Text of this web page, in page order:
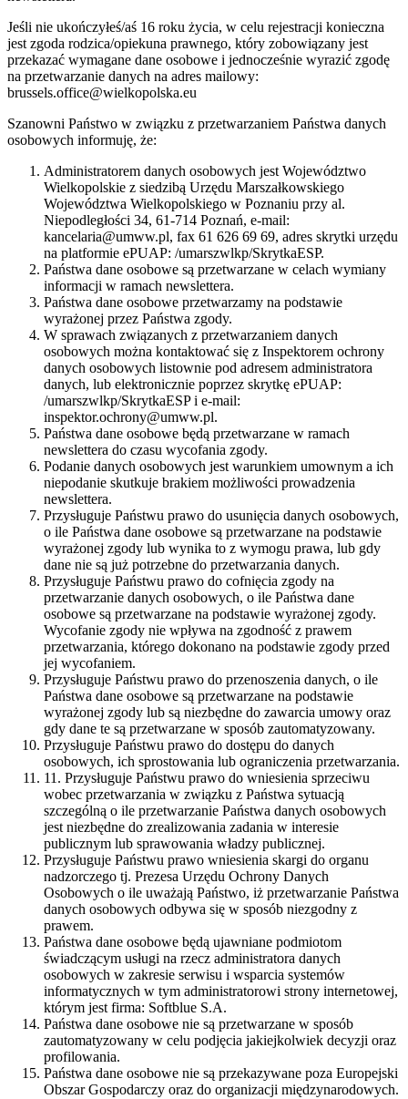
Jeśli nie ukończyłeś/aś 16 roku życia, w celu rejestracji konieczna
jest zgoda rodzica/opiekuna prawnego, który zobowiązany jest
przekazać wymagane dane osobowe i jednocześnie wyrazić zgodę
na przetwarzanie danych na adres mailowy:
brussels.office@wielkopolska.eu
Szanowni Państwo w związku z przetwarzaniem Państwa danych
osobowych informuję, że:
Administratorem danych osobowych jest Województwo
Wielkopolskie z siedzibą Urzędu Marszałkowskiego
Województwa Wielkopolskiego w Poznaniu przy al.
Niepodległości 34, 61-714 Poznań, e-mail:
kancelaria@umww.pl, fax 61 626 69 69, adres skrytki urzędu
na platformie ePUAP: /umarszwlkp/SkrytkaESP.
Państwa dane osobowe są przetwarzane w celach wymiany
informacji w ramach newslettera.
Państwa dane osobowe przetwarzamy na podstawie
wyrażonej przez Państwa zgody.
W sprawach związanych z przetwarzaniem danych
osobowych można kontaktować się z Inspektorem ochrony
danych osobowych listownie pod adresem administratora
danych, lub elektronicznie poprzez skrytkę ePUAP:
/umarszwlkp/SkrytkaESP i e-mail:
inspektor.ochrony@umww.pl.
Państwa dane osobowe będą przetwarzane w ramach
newslettera do czasu wycofania zgody.
Podanie danych osobowych jest warunkiem umownym a ich
niepodanie skutkuje brakiem możliwości prowadzenia
newslettera.
Przysługuje Państwu prawo do usunięcia danych osobowych,
o ile Państwa dane osobowe są przetwarzane na podstawie
wyrażonej zgody lub wynika to z wymogu prawa, lub gdy
dane nie są już potrzebne do przetwarzania danych.
Przysługuje Państwu prawo do cofnięcia zgody na
przetwarzanie danych osobowych, o ile Państwa dane
osobowe są przetwarzane na podstawie wyrażonej zgody.
Wycofanie zgody nie wpływa na zgodność z prawem
przetwarzania, którego dokonano na podstawie zgody przed
jej wycofaniem.
Przysługuje Państwu prawo do przenoszenia danych, o ile
Państwa dane osobowe są przetwarzane na podstawie
wyrażonej zgody lub są niezbędne do zawarcia umowy oraz
gdy dane te są przetwarzane w sposób zautomatyzowany.
Przysługuje Państwu prawo do dostępu do danych
osobowych, ich sprostowania lub ograniczenia przetwarzania.
11. Przysługuje Państwu prawo do wniesienia sprzeciwu
wobec przetwarzania w związku z Państwa sytuacją
szczególną o ile przetwarzanie Państwa danych osobowych
jest niezbędne do zrealizowania zadania w interesie
publicznym lub sprawowania władzy publicznej.
Przysługuje Państwu prawo wniesienia skargi do organu
nadzorczego tj. Prezesa Urzędu Ochrony Danych
Osobowych o ile uważają Państwo, iż przetwarzanie Państwa
danych osobowych odbywa się w sposób niezgodny z
prawem.
Państwa dane osobowe będą ujawniane podmiotom
świadczącym usługi na rzecz administratora danych
osobowych w zakresie serwisu i wsparcia systemów
informatycznych w tym administratorowi strony internetowej,
którym jest firma: Softblue S.A.
Państwa dane osobowe nie są przetwarzane w sposób
zautomatyzowany w celu podjęcia jakiejkolwiek decyzji oraz
profilowania.
Państwa dane osobowe nie są przekazywane poza Europejski
Obszar Gospodarczy oraz do organizacji międzynarodowych.